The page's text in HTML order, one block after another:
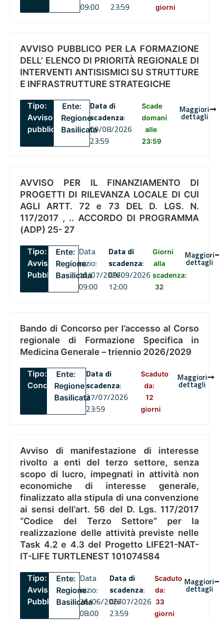
09:00
23:59
giorni
AVVISO PUBBLICO PER LA FORMAZIONE
DELL’ ELENCO DI PRIORITÀ REGIONALE DI
INTERVENTI ANTISISMICI SU STRUTTURE
E INFRASTRUTTURE STRATEGICHE
Tipo:
Avviso
pubblico
Ente:
Regione
Basilicata
Data di
scadenza:
09/08/2026
23:59
Scade
domani
alle
23:59
Maggiori
dettagli
AVVISO PER IL FINANZIAMENTO DI
PROGETTI DI RILEVANZA LOCALE DI CUI
AGLI ARTT. 72 e 73 DEL D. LGS. N.
117/2017 , .. ACCORDO DI PROGRAMMA
(ADP) 25- 27
Tipo:
Avviso
Pubblico
Ente:
Regione
Basilicata
Data
inizio:
16/07/2026
09:00
Data di
scadenza:
09/09/2026
12:00
Giorni
alla
scadenza:
32
Maggiori
dettagli
Bando di Concorso per l’accesso al Corso
regionale di Formazione Specifica in
Medicina Generale – triennio 2026/2029
Tipo:
Concorsi
Ente:
Regione
Basilicata
Data di
scadenza:
27/07/2026
23:59
Scaduto
da:
12
giorni
Maggiori
dettagli
Avviso di manifestazione di interesse
rivolto a enti del terzo settore, senza
scopo di lucro, impegnati in attività non
economiche di interesse generale,
finalizzato alla stipula di una convenzione
ai sensi dell’art. 56 del D. Lgs. 117/2017
“Codice del Terzo Settore” per la
realizzazione delle attività previste nelle
Task 4.2 e 4.3 del Progetto LIFE21-NAT-
IT-LIFE TURTLENEST 101074584
Tipo:
Avviso
Pubblico
Ente:
Regione
Basilicata
Data
inizio:
26/06/2026
08:00
Data di
scadenza:
06/07/2026
23:59
Scaduto
da:
33
giorni
Maggiori
dettagli